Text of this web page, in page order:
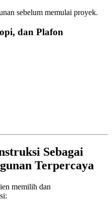
sebelum memulai proyek.
dan Plafon
Sebagai
Terpercaya
memilih dan